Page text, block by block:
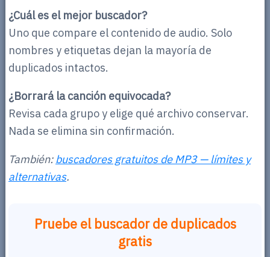
¿Cuál es el mejor buscador?
Uno que compare el contenido de audio. Solo
nombres y etiquetas dejan la mayoría de
duplicados intactos.
¿Borrará la canción equivocada?
Revisa cada grupo y elige qué archivo conservar.
Nada se elimina sin confirmación.
También:buscadores gratuitos de MP3 — límites y
alternativas.
Pruebe el buscador de duplicados
gratis